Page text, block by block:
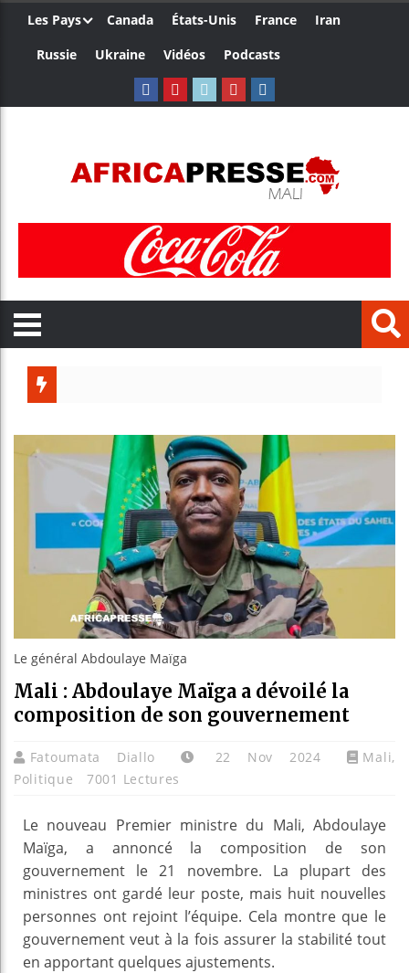
Les Pays Canada États-Unis France
Iran
Russie
Ukraine Vidéos Podcasts
Le général Abdoulaye Maïga
Mali : Abdoulaye Maïga a dévoilé la
composition de son gouvernement
Fatoumata Diallo 22 Nov 2024 Mali,
Politique
7001 Lectures
Le nouveau Premier ministre du Mali, Abdoulaye
Maïga, a annoncé la composition de son
gouvernement le 21 novembre. La plupart des
ministres ont gardé leur poste, mais huit nouvelles
personnes ont rejoint l’équipe. Cela montre que le
gouvernement veut à la fois assurer la stabilité tout
en apportant quelques ajustements.